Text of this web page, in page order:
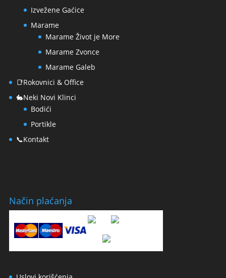
Izvežene Gaćice
Marame
Marame Život je More
Marame Zvonce
Marame Galeb
📑Rokovnici & Office
🐇Neki Novi Klinci
Bodići
Portikle
📞Kontakt
Način plaćanja